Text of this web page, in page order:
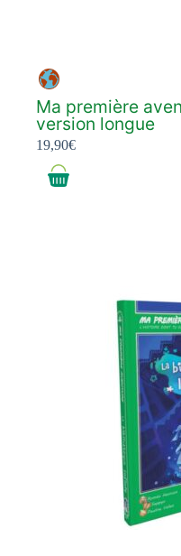
Ma première
version longue
19,90€